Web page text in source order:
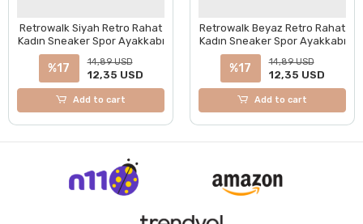
Retrowalk Siyah Retro Rahat
Kadın Sneaker Spor Ayakkabı
%17 14,89 USD
12,35 USD
Add to cart
Retrowalk Beyaz Retro Rahat
Kadın Sneaker Spor Ayakkabı
%17 14,89 USD
12,35 USD
Add to cart